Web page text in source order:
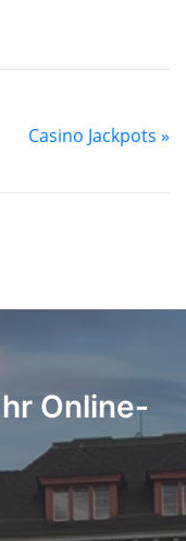
Casino Jackpots »
Online-